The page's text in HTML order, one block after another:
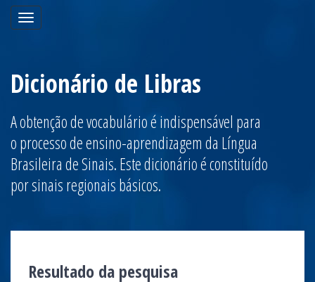
Toggle
navigation
Dicionário de Libras
A obtenção de vocabulário é indispensável para
o processo de ensino-aprendizagem da Língua
Brasileira de Sinais. Este dicionário é constituído
por sinais regionais básicos.
Resultado da pesquisa